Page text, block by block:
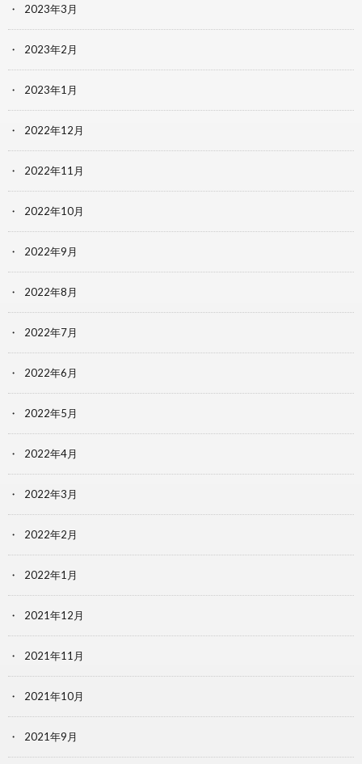
2023年3月
2023年2月
2023年1月
2022年12月
2022年11月
2022年10月
2022年9月
2022年8月
2022年7月
2022年6月
2022年5月
2022年4月
2022年3月
2022年2月
2022年1月
2021年12月
2021年11月
2021年10月
2021年9月